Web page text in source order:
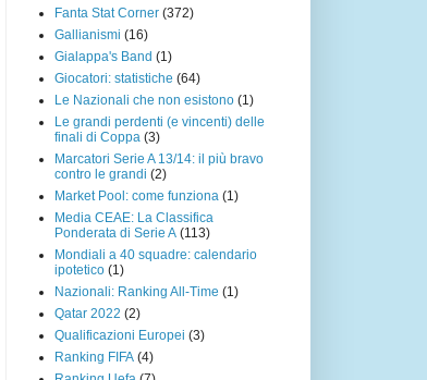
Fanta Stat Corner (372)
Gallianismi (16)
Gialappa's Band (1)
Giocatori: statistiche (64)
Le Nazionali che non esistono (1)
Le grandi perdenti (e vincenti) delle
finali di Coppa (3)
Marcatori Serie A 13/14: il più bravo
contro le grandi (2)
Market Pool: come funziona (1)
Media CEAE: La Classifica
Ponderata di Serie A (113)
Mondiali a 40 squadre: calendario
ipotetico (1)
Nazionali: Ranking All-Time (1)
Qatar 2022 (2)
Qualificazioni Europei (3)
Ranking FIFA (4)